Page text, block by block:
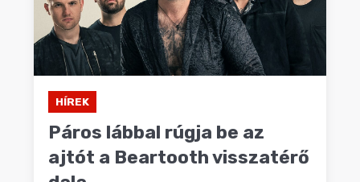
HÍREK
Páros lábbal rúgja be az
ajtót a Beartooth visszatérő